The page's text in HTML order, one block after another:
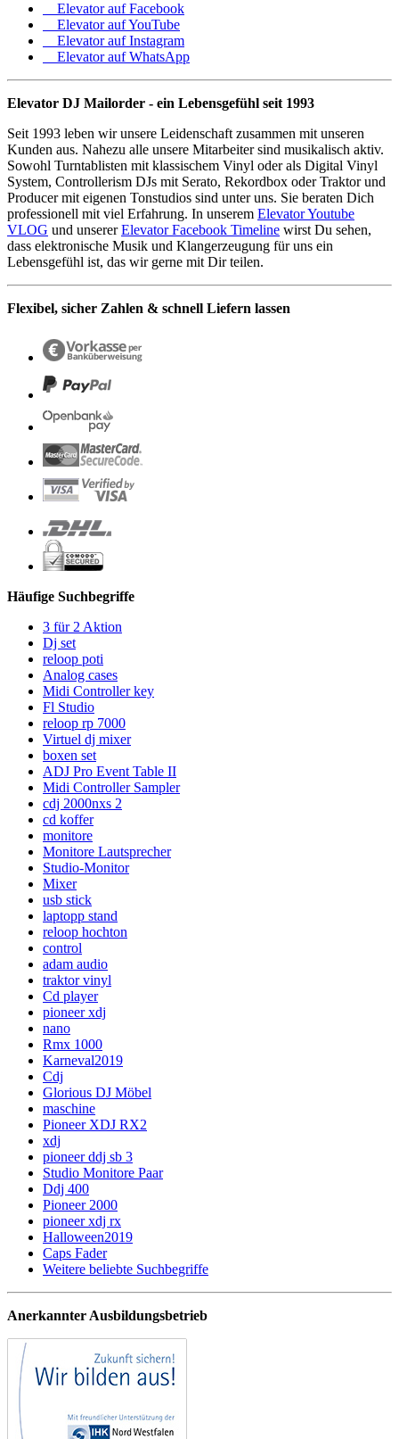
Elevator auf Facebook
Elevator auf YouTube
Elevator auf Instagram
Elevator auf WhatsApp
Elevator DJ Mailorder - ein Lebensgefühl seit 1993
Seit 1993 leben wir unsere Leidenschaft zusammen mit unseren
Kunden aus. Nahezu alle unsere Mitarbeiter sind musikalisch aktiv.
Sowohl Turntablisten mit klassischem Vinyl oder als Digital Vinyl
System, Controllerism DJs mit Serato, Rekordbox oder Traktor und
Producer mit eigenen Tonstudios sind unter uns. Sie beraten Dich
professionell mit viel Erfahrung. In unserem Elevator Youtube
VLOG und unsererElevator Facebook Timeline wirst Du sehen,
dass elektronische Musik und Klangerzeugung für uns ein
Lebensgefühl ist, das wir gerne mit Dir teilen.
Flexibel, sicher Zahlen & schnell Liefern lassen
Häufige Suchbegriffe
3 für 2 Aktion
Dj set
reloop poti
Analog cases
Midi Controller key
Fl Studio
reloop rp 7000
Virtuel dj mixer
boxen set
ADJ Pro Event Table II
Midi Controller Sampler
cdj 2000nxs 2
cd koffer
monitore
Monitore Lautsprecher
Studio-Monitor
Mixer
usb stick
laptopp stand
reloop hochton
control
adam audio
traktor vinyl
Cd player
pioneer xdj
nano
Rmx 1000
Karneval2019
Cdj
Glorious DJ Möbel
maschine
Pioneer XDJ RX2
xdj
pioneer ddj sb 3
Studio Monitore Paar
Ddj 400
Pioneer 2000
pioneer xdj rx
Halloween2019
Caps Fader
Weitere beliebte Suchbegriffe
Anerkannter Ausbildungsbetrieb